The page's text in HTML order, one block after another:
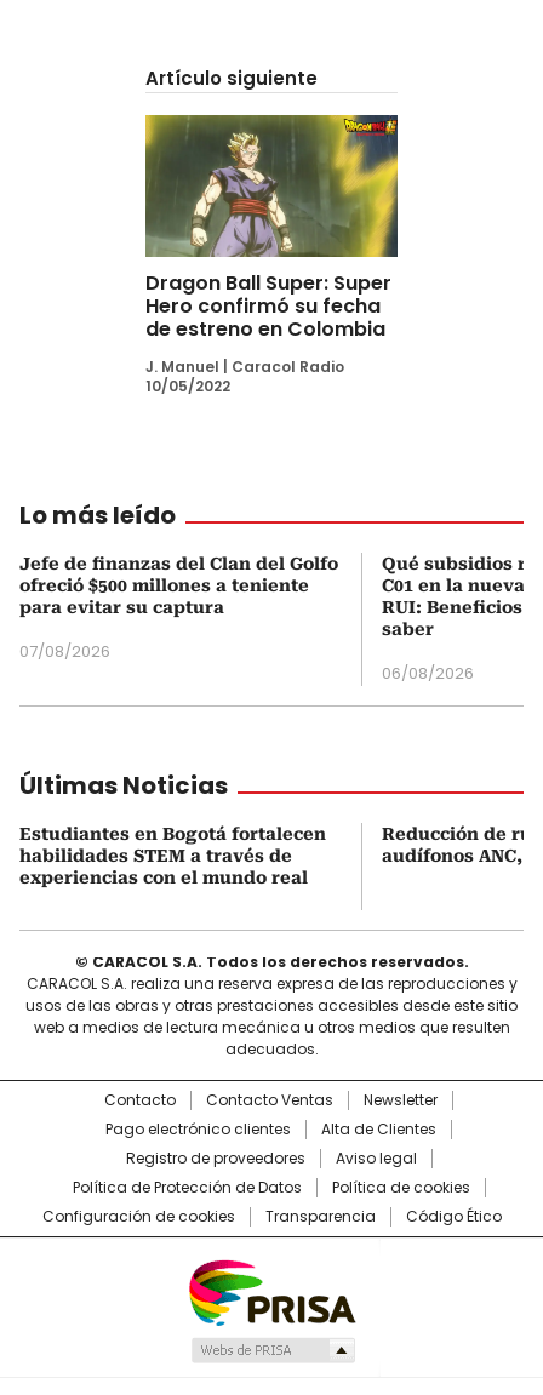
Artículo siguiente
Dragon Ball Super: Super
Hero confirmó su fecha
de estreno en Colombia
J. Manuel
Caracol Radio
10/05/2022
Lo más leído
Jefe de finanzas del Clan del Golfo
ofreció $500 millones a teniente
para evitar su captura
07/08/2026
Qué subsidios
C01 en la nueva
RUI: Beneficios
saber
06/08/2026
Últimas Noticias
Estudiantes en Bogotá fortalecen
habilidades STEM a través de
experiencias con el mundo real
Reducción de
audífonos ANC,
© CARACOL S.A. Todos los derechos reservados.
CARACOL S.A. realiza una reserva expresa de las reproducciones y
usos de las obras y otras prestaciones accesibles desde este sitio
web a medios de lectura mecánica u otros medios que resulten
adecuados.
Contacto Contacto Ventas
Newsletter
Pago electrónico clientes
Alta de Clientes
Registro de proveedores
Aviso legal
Política de Protección de Datos
Política de cookies
Configuración de cookies
Transparencia Código Ético